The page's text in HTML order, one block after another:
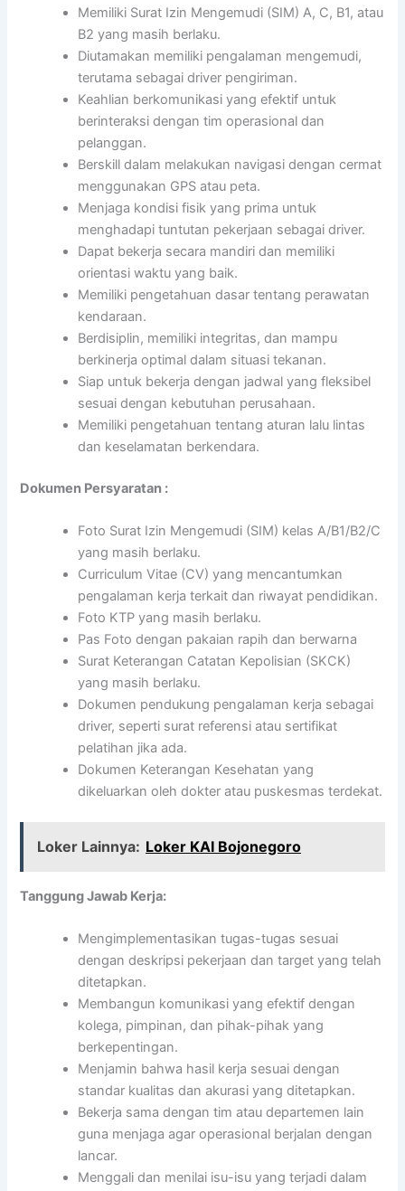
Memiliki Surat Izin Mengemudi (SIM) A, C, B1, atau
B2 yang masih berlaku.
Diutamakan memiliki pengalaman mengemudi,
terutama sebagai driver pengiriman.
Keahlian berkomunikasi yang efektif untuk
berinteraksi dengan tim operasional dan
pelanggan.
Berskill dalam melakukan navigasi dengan cermat
menggunakan GPS atau peta.
Menjaga kondisi fisik yang prima untuk
menghadapi tuntutan pekerjaan sebagai driver.
Dapat bekerja secara mandiri dan memiliki
orientasi waktu yang baik.
Memiliki pengetahuan dasar tentang perawatan
kendaraan.
Berdisiplin, memiliki integritas, dan mampu
berkinerja optimal dalam situasi tekanan.
Siap untuk bekerja dengan jadwal yang fleksibel
sesuai dengan kebutuhan perusahaan.
Memiliki pengetahuan tentang aturan lalu lintas
dan keselamatan berkendara.
Dokumen Persyaratan :
Foto Surat Izin Mengemudi (SIM) kelas A/B1/B2/C
yang masih berlaku.
Curriculum Vitae (CV) yang mencantumkan
pengalaman kerja terkait dan riwayat pendidikan.
Foto KTP yang masih berlaku.
Pas Foto dengan pakaian rapih dan berwarna
Surat Keterangan Catatan Kepolisian (SKCK)
yang masih berlaku.
Dokumen pendukung pengalaman kerja sebagai
driver, seperti surat referensi atau sertifikat
pelatihan jika ada.
Dokumen Keterangan Kesehatan yang
dikeluarkan oleh dokter atau puskesmas terdekat.
Loker Lainnya: Loker KAI Bojonegoro
Tanggung Jawab Kerja:
Mengimplementasikan tugas-tugas sesuai
dengan deskripsi pekerjaan dan target yang telah
ditetapkan.
Membangun komunikasi yang efektif dengan
kolega, pimpinan, dan pihak-pihak yang
berkepentingan.
Menjamin bahwa hasil kerja sesuai dengan
standar kualitas dan akurasi yang ditetapkan.
Bekerja sama dengan tim atau departemen lain
guna menjaga agar operasional berjalan dengan
lancar.
Menggali dan menilai isu-isu yang terjadi dalam